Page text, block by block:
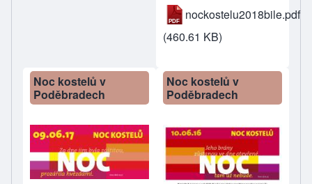
nockostelu2018bile.pdf
(460.61 KB)
Noc kostelů v
Poděbradech
Noc kostelů v
Poděbradech